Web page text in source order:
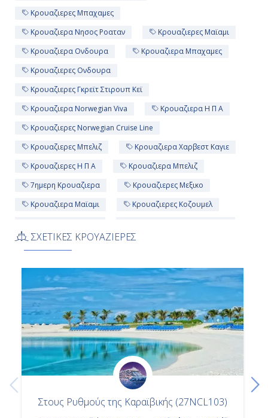
Κρουαζιερες Μπαχαμες
Κρουαζιερα Νησος Ροαταν
Κρουαζιερες Μαϊαμι
Κρουαζιερα Ονδουρα
Κρουαζιερα Μπαχαμες
Κρουαζιερες Ονδουρα
Κρουαζιερες Γκρεϊτ Στιρουπ Κεϊ
Κρουαζιερα Norwegian Viva
Κρουαζιερα Η Π Α
Κρουαζιερες Norwegian Cruise Line
Κρουαζιερες Μπελιζ
Κρουαζιερα Χαρβεστ Καγιε
Κρουαζιερες Η Π Α
Κρουαζιερα Μπελιζ
7ημερη Κρουαζιερα
Κρουαζιερες Μεξικο
Κρουαζιερα Μαϊαμι
Κρουαζιερες Κοζουμελ
Κρουαζιερα Κοζουμελ
Κρουαζιερα Norwegian Cruise Line
7ημερες Κρουαζιερες
ΣΧΕΤΙΚΕΣ ΚΡΟΥΑΖΙΕΡΕΣ
Στους Ρυθμούς της Καραϊβικής (27NCL103)